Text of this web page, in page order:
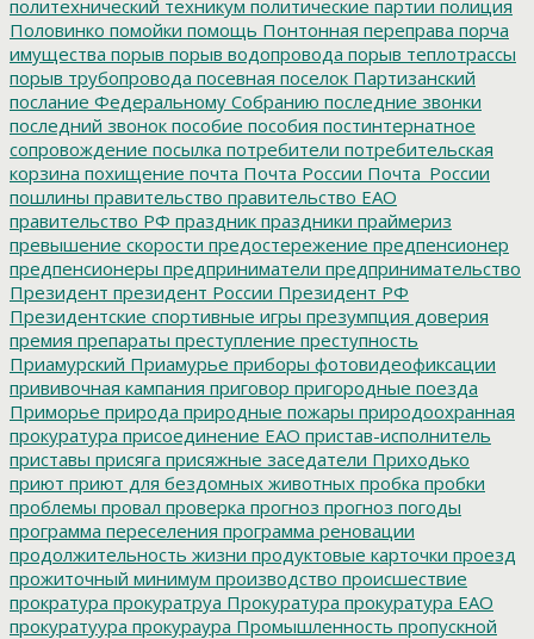
политехнический техникум политические партии полиция
Половинко помойки помощь Понтонная переправа порча
имущества порыв порыв водопровода порыв теплотрассы
порыв трубопровода посевная поселок Партизанский
послание Федеральному Собранию последние звонки
последний звонок пособие пособия постинтернатное
сопровождение посылка потребители потребительская
корзина похищение почта Почта России Почта_России
пошлины правительство правительство ЕАО
правительство РФ праздник праздники праймериз
превышение скорости предостережение предпенсионер
предпенсионеры предприниматели предпринимательство
Президент президент России Президент РФ
Президентские спортивные игры презумпция доверия
премия препараты преступление преступность
Приамурский Приамурье приборы фотовидеофиксации
прививочная кампания приговор пригородные поезда
Приморье природа природные пожары природоохранная
прокуратура присоединение ЕАО пристав-исполнитель
приставы присяга присяжные заседатели Приходько
приют приют для бездомных животных пробка пробки
проблемы провал проверка прогноз прогноз погоды
программа переселения программа реновации
продолжительность жизни продуктовые карточки проезд
прожиточный минимум производство происшествие
прократура прокуратруа Прокуратура прокуратура ЕАО
прокуратуура прокураура Промышленность пропускной